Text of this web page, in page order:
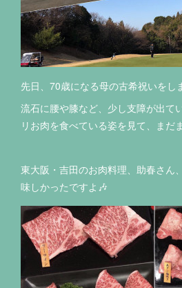
先日、70歳になる母の古希祝いをし
流石に腰や膝など、少し支障が出て
リお肉を食べている姿を見て、まだ
東大阪・吉田のお肉料理、助春さん
味しかったですよ🎶